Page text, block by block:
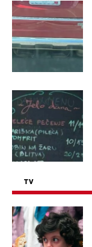
TV